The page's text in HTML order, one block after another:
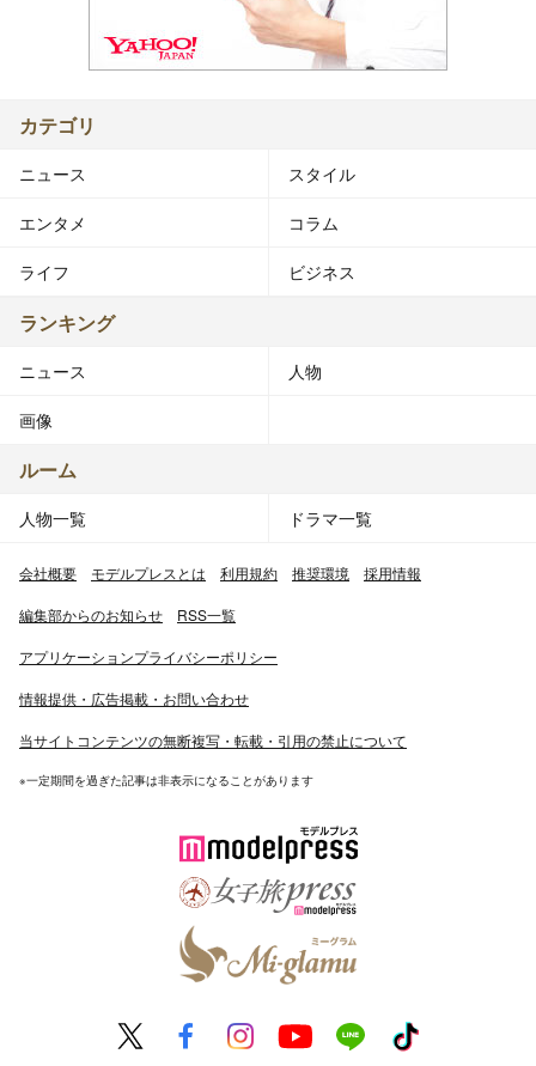
カテゴリ
ニュース スタイル
エンタメ コラム
ライフ ビジネス
ランキング
ニュース 人物
画像
ルーム
人物一覧 ドラマ一覧
会社概要 モデルプレスとは 利用規約 推奨環境 採用情報
編集部からのお知らせ RSS一覧
アプリケーションプライバシーポリシー
情報提供・広告掲載・お問い合わせ
当サイトコンテンツの無断複写・転載・引用の禁止について
※一定期間を過ぎた記事は非表示になることがあります